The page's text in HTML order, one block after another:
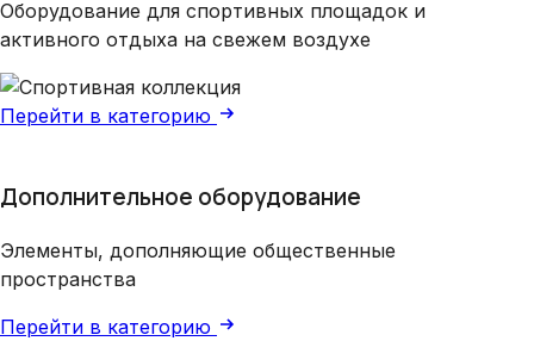
Оборудование для спортивных площадок и
активного отдыха на свежем воздухе
Перейти в категорию
Дополнительное оборудование
Элементы, дополняющие общественные
пространства
Перейти в категорию